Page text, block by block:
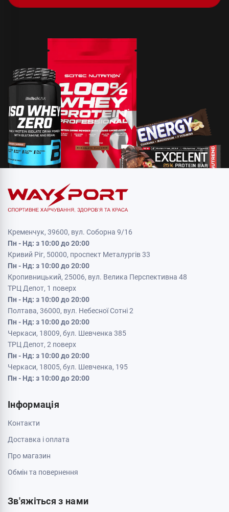
Кременчук, 39600, вул. Соборна 9/16
Пн - Нд: з 10:00 до 20:00
Кривий Ріг, 50000, проспект Металургів 33
Пн - Нд: з 10:00 до 20:00
Кропивницький, 25006, вул. Велика Перспективна 48
ТРЦ Депот, 1 поверх
Пн - Нд: з 10:00 до 20:00
Полтава, 36000, вул. Небесної Сотні 2
Пн - Нд: з 10:00 до 20:00
Черкаси, 18009, бул. Шевченка 385
ТРЦ Депот, 2 поверх
Пн - Нд: з 10:00 до 20:00
Черкаси, 18005, бул. Шевченка, 195
Пн - Нд: з 10:00 до 20:00
Інформація
Контакти
Доставка і оплата
Про магазин
Обмін та повернення
Зв'яжіться з нами